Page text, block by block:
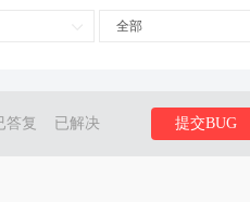
全部
答复 已解决 提交BUG